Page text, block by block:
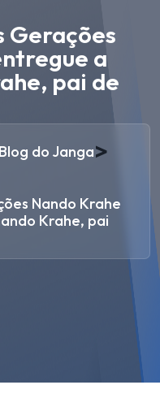
Gerações
a
pai de
Blog do Janga>
Nando Krahe
Krahe, pai